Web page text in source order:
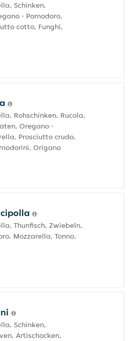
Schinken,
- Pomodoro,
cotto, Funghi,
Rohschinken, Rucola,
Oregano -
Prosciutto crudo,
Origano
Thunfisch, Zwiebeln,
Mozzarella, Tonno,
Schinken,
Artischocken,